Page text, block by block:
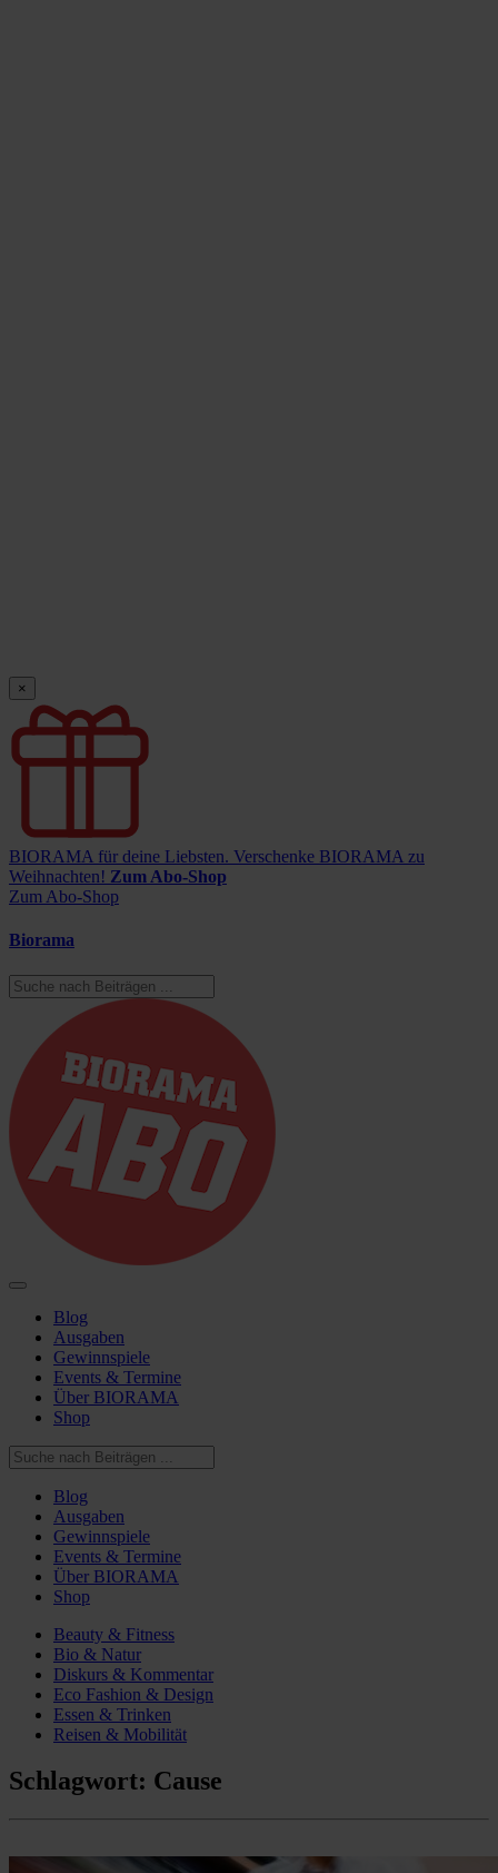
×
BIORAMA für deine Liebsten. Verschenke BIORAMA zu
Weihnachten! Zum Abo-Shop
Zum Abo-Shop
Biorama
Blog
Ausgaben
Gewinnspiele
Events & Termine
Über BIORAMA
Shop
Blog
Ausgaben
Gewinnspiele
Events & Termine
Über BIORAMA
Shop
Beauty & Fitness
Bio & Natur
Diskurs & Kommentar
Eco Fashion & Design
Essen & Trinken
Reisen & Mobilität
Schlagwort: Cause